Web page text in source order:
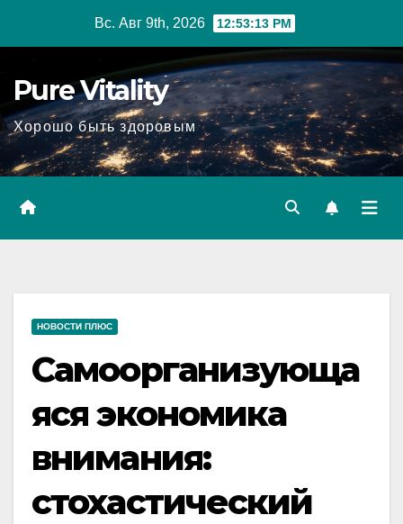
Вс. Авг 9th, 2026 12:53:14 PM
Pure Vitality
Хорошо быть здоровым
НОВОСТИ ПЛЮС
Самоорганизующа
яся экономика
внимания:
стохастический